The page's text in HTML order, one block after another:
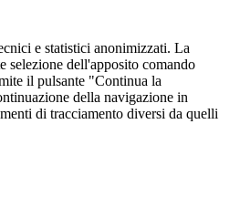
e statistici anonimizzati. La
selezione dell'apposito comando
il pulsante "Continua la
della navigazione in
di tracciamento diversi da quelli